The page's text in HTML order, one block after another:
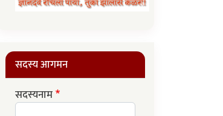
सदस्य आगमन
सदस्यनाम